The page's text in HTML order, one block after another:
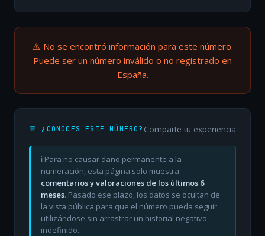
⚠️ No se encontró información para este número.
Puede ser un número inválido o no registrado en
España.
💬 ¿CONOCES ESTE NÚMERO? Comparte tu experiencia
ℹ️ Para no causar daño permanente a la
numeración, esta página solo muestra
comentarios y valoraciones de los últimos 6
meses. Pasado ese plazo, los datos se ocultan de
la vista pública para que el número pueda seguir
utilizándose sin arrastrar un historial negativo
indefinido.